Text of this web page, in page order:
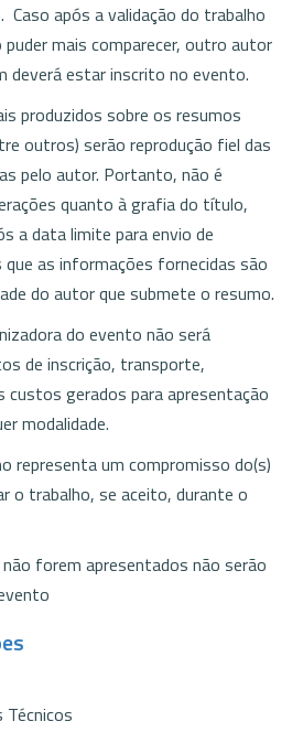
após a validação do trabalho
mais comparecer, outro autor
deverá estar inscrito no evento.
produzidos sobre os resumos
outros) serão reprodução fiel das
pelo autor. Portanto, não é
quanto à grafia do título,
a data limite para envio de
as informações fornecidas são
do autor que submete o resumo.
do evento não será
de inscrição, transporte,
gerados para apresentação
modalidade.
representa um compromisso do(s)
o trabalho, se aceito, durante o
forem apresentados não serão
Técnicos